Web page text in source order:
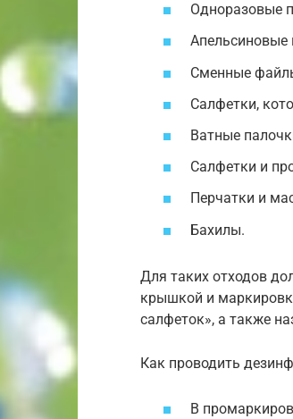
Одноразовые
Апельсиновые
Сменные
Салфетки,
Ватные
Салфетки и
Перчатки и
Бахилы.
Для таких отходов
крышкой и
салфеток», а также
Как проводить
В